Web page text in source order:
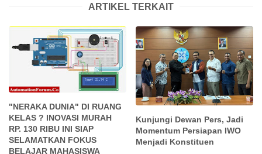
ARTIKEL TERKAIT
"NERAKA DUNIA" DI RUANG
KELAS ? INOVASI MURAH
RP. 130 RIBU INI SIAP
SELAMATKAN FOKUS
BELAJAR MAHASISWA
Kunjungi Dewan Pers, Jadi
Momentum Persiapan IWO
Menjadi Konstituen